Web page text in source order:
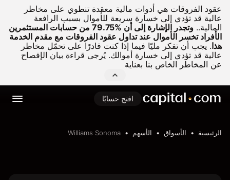
عقود الفروقات هي أدوات مالية معقدة تنطوي على مخاطر
عالية قد تؤدي إلى خسارة سريعة للأموال بسبب الرافعة
المالية..
وتجدر الإشارة إلى أن %79.75 من حسابات المستثمرين
الأفراد تخسر الأموال عند تداول عقود الفروقات مع مقدم الخدمة
هذا. يجب أن تفكر مليّا فيما إذا كنت قادرًا على تحمّل مخاطر
عالية قد تؤدي إلى خسارة أموالك. يُرجى قراءة بيان الإفصاح
عن المخاطر الخاص بنا بعناية
افتح حسابًا
الرئيسية الأسواق الأسهم Williams Sonoma